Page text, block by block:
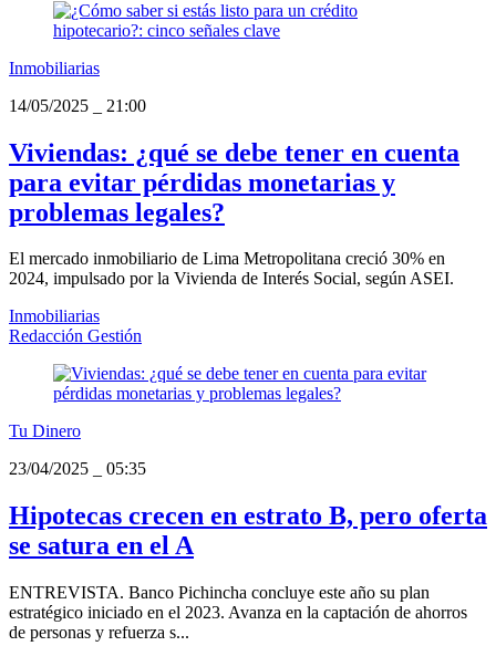
Inmobiliarias
14/05/2025
21:00
Viviendas: ¿qué se debe tener en cuenta
para evitar pérdidas monetarias y
problemas legales?
El mercado inmobiliario de Lima Metropolitana creció 30% en
2024, impulsado por la Vivienda de Interés Social, según ASEI.
Inmobiliarias
Redacción Gestión
Tu Dinero
23/04/2025
05:35
Hipotecas crecen en estrato B, pero oferta
se satura en el A
ENTREVISTA. Banco Pichincha concluye este año su plan
estratégico iniciado en el 2023. Avanza en la captación de ahorros
de personas y refuerza s...